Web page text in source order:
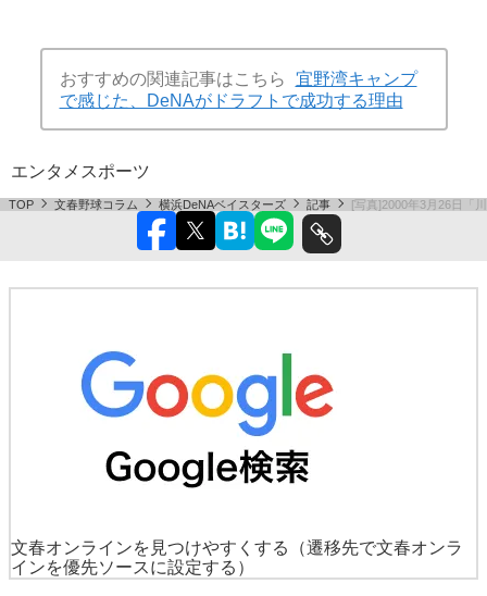
おすすめの関連記事はこちら
宜野湾キャンプ
で感じた、DeNAがドラフトで成功する理由
エンタメ スポーツ
TOP 文春野球コラム 横浜DeNAベイスターズ 記事 [写真]2000年3月26日「
文春オンラインを見つけやすくする
（遷移先で文春オンラ
インを優先ソースに設定する）